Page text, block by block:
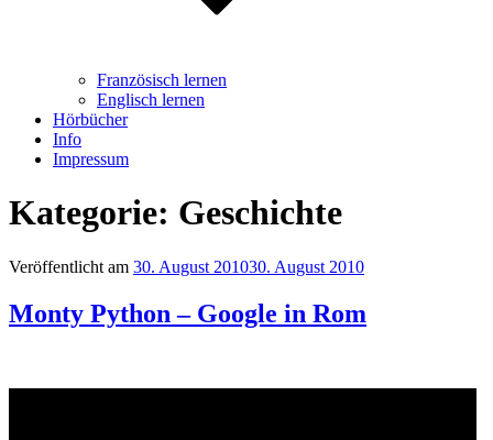
Französisch lernen
Englisch lernen
Hörbücher
Info
Impressum
Kategorie: Geschichte
Veröffentlicht am 30. August 201030. August 2010
Monty Python – Google in Rom